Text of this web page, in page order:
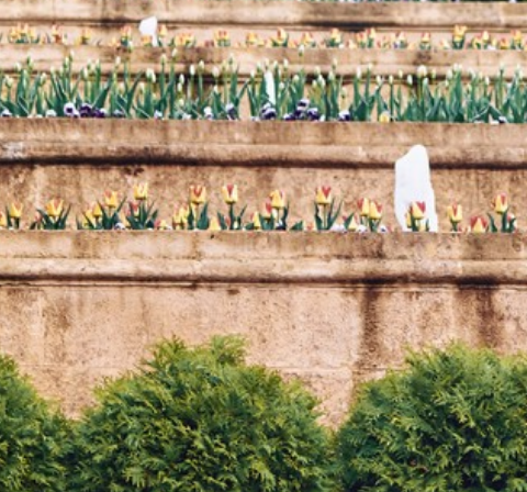
Официальная информация
Правила парка
Контакты
ВОПРОСЫ ОТВЕТЫ
НОВОСТИ
ПОСЕТИТЕЛЯМ
Где остановиться